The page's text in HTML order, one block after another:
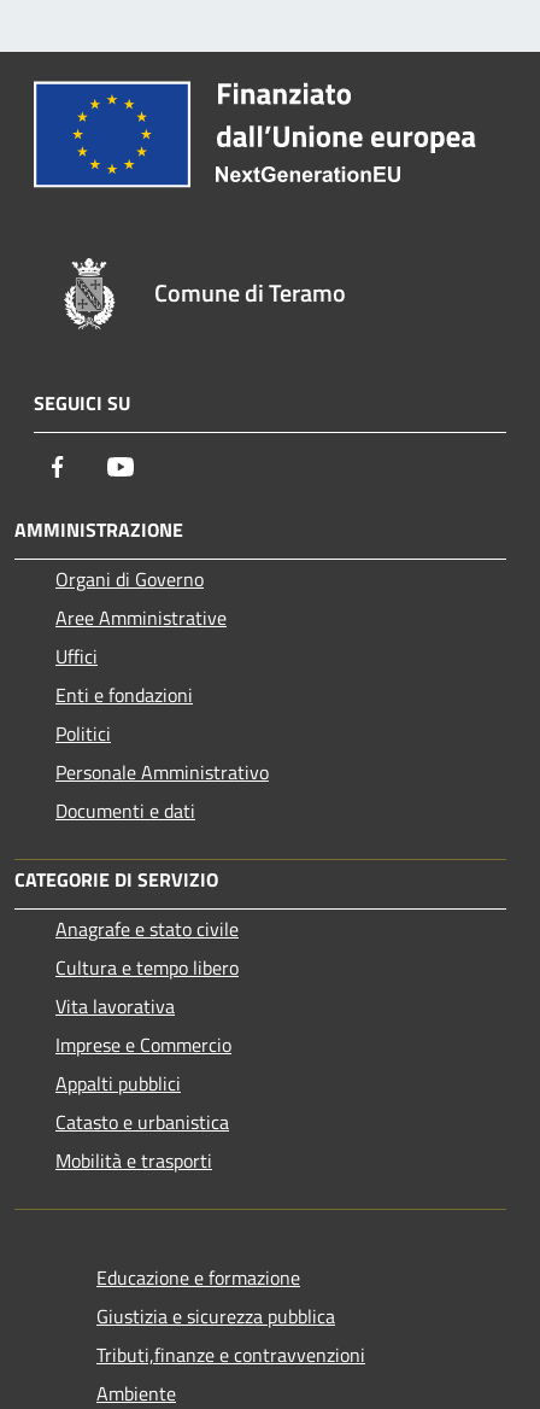
Comune di Teramo
SEGUICI SU
Facebook
AMMINISTRAZIONE
Organi di Governo
Aree Amministrative
Uffici
Enti e fondazioni
Politici
Personale Amministrativo
Documenti e dati
CATEGORIE DI SERVIZIO
Anagrafe e stato civile
Cultura e tempo libero
Vita lavorativa
Imprese e Commercio
Appalti pubblici
Catasto e urbanistica
Mobilità e trasporti
Educazione e formazione
Giustizia e sicurezza pubblica
Tributi,finanze e contravvenzioni
Ambiente